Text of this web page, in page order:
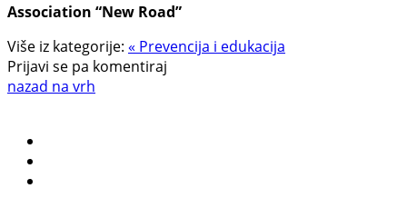
Association “New Road”
Više iz kategorije: « Prevencija i edukacija
Prijavi se pa komentiraj
nazad na vrh